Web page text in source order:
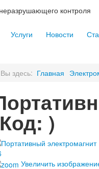
контроля
Услуги Новости
Вы здесь: Главная
)
Увеличить